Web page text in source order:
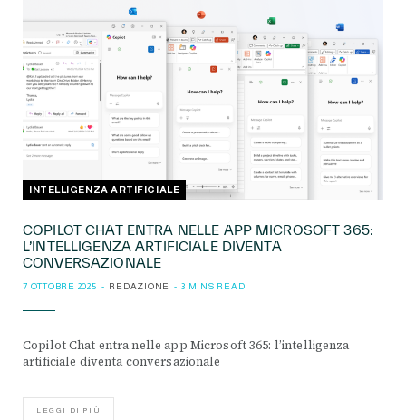
INTELLIGENZA ARTIFICIALE
COPILOT CHAT ENTRA NELLE APP MICROSOFT 365:
L’INTELLIGENZA ARTIFICIALE DIVENTA
CONVERSAZIONALE
7 OTTOBRE 2025 REDAZIONE 3 MINS READ
Copilot Chat entra nelle app Microsoft 365: l’intelligenza
artificiale diventa conversazionale
LEGGI DI PIÙ